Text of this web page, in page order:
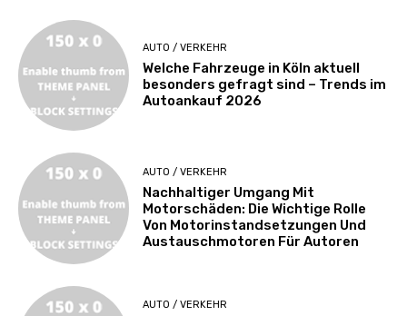
AUTO / VERKEHR
Welche Fahrzeuge in Köln aktuell
besonders gefragt sind – Trends im
Autoankauf 2026
AUTO / VERKEHR
Nachhaltiger Umgang Mit
Motorschäden: Die Wichtige Rolle
Von Motorinstandsetzungen Und
Austauschmotoren Für Autoren
AUTO / VERKEHR